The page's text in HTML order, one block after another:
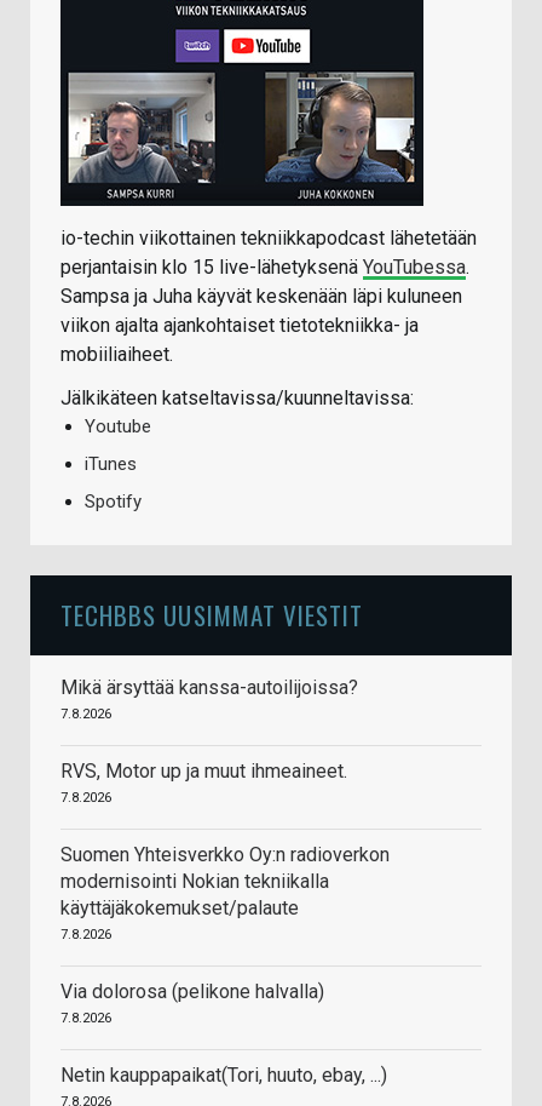
io-techin viikottainen tekniikkapodcast lähetetään
perjantaisin klo 15 live-lähetyksenä YouTubessa.
Sampsa ja Juha käyvät keskenään läpi kuluneen
viikon ajalta ajankohtaiset tietotekniikka- ja
mobiiliaiheet.
Jälkikäteen katseltavissa/kuunneltavissa:
Youtube
iTunes
Spotify
TECHBBS UUSIMMAT VIESTIT
Mikä ärsyttää kanssa-autoilijoissa?
7.8.2026
RVS, Motor up ja muut ihmeaineet.
7.8.2026
Suomen Yhteisverkko Oy:n radioverkon
modernisointi Nokian tekniikalla
käyttäjäkokemukset/palaute
7.8.2026
Via dolorosa (pelikone halvalla)
7.8.2026
Netin kauppapaikat(Tori, huuto, ebay, ...)
7.8.2026